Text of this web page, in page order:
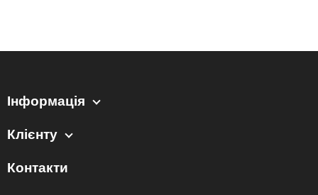
Інформація
Клієнту